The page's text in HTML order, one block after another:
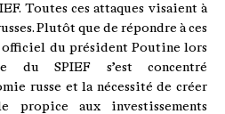
Toutes ces attaques visaient à
Plutôt que de répondre à ces
du président Poutine lors
du SPIEF s’est concentré
russe et la nécessité de créer
propice aux investissements